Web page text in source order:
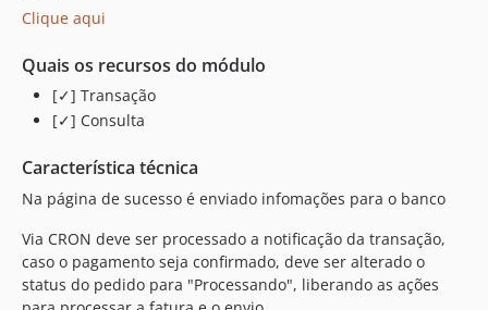
Clique aqui
Quais os recursos do módulo
[✓] Transação
[✓] Consulta
Característica técnica
Na página de sucesso é enviado infomações para o banco
Via CRON deve ser processado a notificação da transação,
caso o pagamento seja confirmado, deve ser alterado o
status do pedido para "Processando", liberando as ações